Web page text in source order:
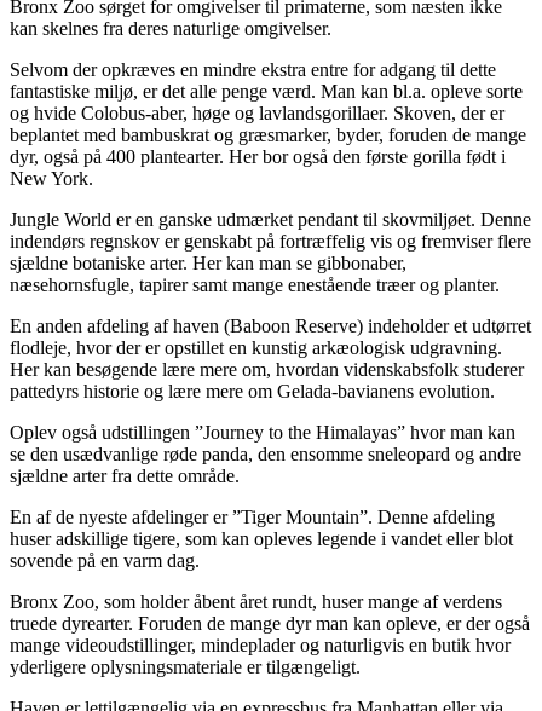
Bronx Zoo sørget for omgivelser til primaterne, som næsten ikke
kan skelnes fra deres naturlige omgivelser.
Selvom der opkræves en mindre ekstra entre for adgang til dette
fantastiske miljø, er det alle penge værd. Man kan bl.a. opleve sorte
og hvide Colobus-aber, høge og lavlandsgorillaer. Skoven, der er
beplantet med bambuskrat og græsmarker, byder, foruden de mange
dyr, også på 400 plantearter. Her bor også den første gorilla født i
New York.
Jungle World er en ganske udmærket pendant til skovmiljøet. Denne
indendørs regnskov er genskabt på fortræffelig vis og fremviser flere
sjældne botaniske arter. Her kan man se gibbonaber,
næsehornsfugle, tapirer samt mange enestående træer og planter.
En anden afdeling af haven (Baboon Reserve) indeholder et udtørret
flodleje, hvor der er opstillet en kunstig arkæologisk udgravning.
Her kan besøgende lære mere om, hvordan videnskabsfolk studerer
pattedyrs historie og lære mere om Gelada-bavianens evolution.
Oplev også udstillingen ”Journey to the Himalayas” hvor man kan
se den usædvanlige røde panda, den ensomme sneleopard og andre
sjældne arter fra dette område.
En af de nyeste afdelinger er ”Tiger Mountain”. Denne afdeling
huser adskillige tigere, som kan opleves legende i vandet eller blot
sovende på en varm dag.
Bronx Zoo, som holder åbent året rundt, huser mange af verdens
truede dyrearter. Foruden de mange dyr man kan opleve, er der også
mange videoudstillinger, mindeplader og naturligvis en butik hvor
yderligere oplysningsmateriale er tilgængeligt.